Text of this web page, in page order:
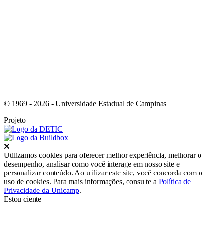
© 1969 - 2026 - Universidade Estadual de Campinas
Projeto
Utilizamos cookies para oferecer melhor experiência, melhorar o
desempenho, analisar como você interage em nosso site e
personalizar conteúdo. Ao utilizar este site, você concorda com o
uso de cookies. Para mais informações, consulte a Política de
Privacidade da Unicamp.
Estou ciente